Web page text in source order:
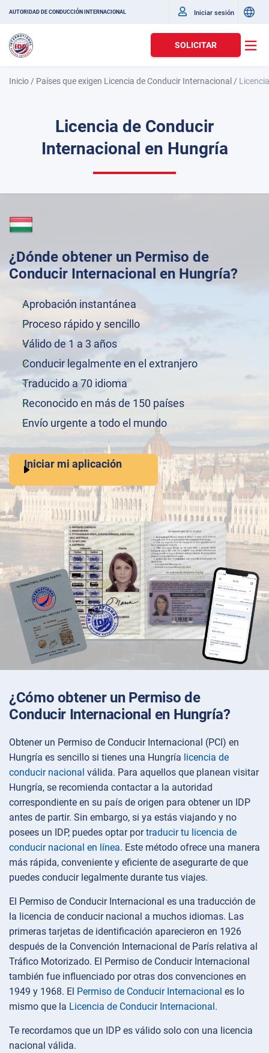
AUTORIDAD DE CONDUCCIÓN INTERNACIONAL Iniciar sesión
SOLICITAR
Inicio / Países que exigen Licencia de Conducir Internacional /
Licencia de Conducir
Internacional en Hungría
¿Dónde obtener un Permiso de
Conducir Internacional en Hungría?
Aprobación instantánea
Proceso rápido y sencillo
Válido de 1 a 3 años
Conducir legalmente en el extranjero
Traducido a 70 idioma
Reconocido en más de 150 países
Envío urgente a todo el mundo
Iniciar mi aplicación
¿Cómo obtener un Permiso de
Conducir Internacional en Hungría?
Obtener un Permiso de Conducir Internacional (PCI) en
Hungría es sencillo si tienes una Hungría licencia de
conducir nacional válida. Para aquellos que planean visitar
Hungría, se recomienda contactar a la autoridad
correspondiente en su país de origen para obtener un IDP
antes de partir. Sin embargo, si ya estás viajando y no
posees un IDP, puedes optar portraducir tu licencia de
conducir nacional en línea. Este método ofrece una manera
más rápida, conveniente y eficiente de asegurarte de que
puedes conducir legalmente durante tus viajes.
El Permiso de Conducir Internacional es una traducción de
la licencia de conducir nacional a muchos idiomas. Las
primeras tarjetas de identificación aparecieron en 1926
después de la Convención Internacional de París relativa al
Tráfico Motorizado. El Permiso de Conducir Internacional
también fue influenciado por otras dos convenciones en
1949 y 1968. El Permiso de Conducir Internacional es lo
mismo que la Licencia de Conducir Internacional .
Te recordamos que un IDP es válido solo con una licencia
nacional válida.